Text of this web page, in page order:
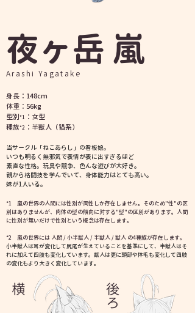
Arashi Yagatake
​夜ヶ岳 嵐
身長：148cm
​体重：56kg
型別*1 ：女型
種族*2 ：半獣人（猫系）
当サークル「ねこあらし」の看板娘。
いつも明るく無邪気で表情が表に出すぎるほど
素直な性格。玩具や競争、色んな遊びが大好き。
親から格闘技を学んでいて、身体能力はとても高い。
​妹が1人いる。
*1 嵐の世界の人間には性別が両性しか存在しません。 そのため"性"の区
別はありませんが、肉体の型の傾向に対する"型"の区別があります。 人間
に性別が無いだけで性別という概念は存在します。
*2 嵐の世界には 人間 / 小半獣人 / 半獣人 / 獣人 の4種族が存在します。
小半獣人は耳が変化して尻尾が生えていることを基準にして、半獣人はそ
れに加えて四肢も変化しています。獣人は更に頭部や体毛も変化して四肢
の変化もより大きく変化しています。